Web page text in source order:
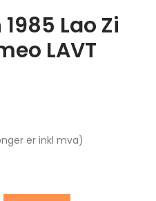
Lao Zi
LAVT
er inkl mva)